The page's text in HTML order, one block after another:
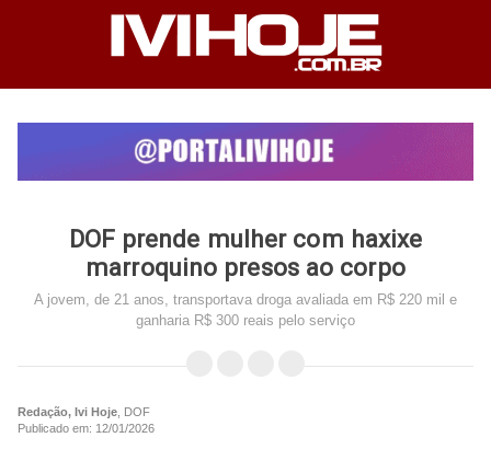
DOF prende mulher com haxixe
marroquino presos ao corpo
A jovem, de 21 anos, transportava droga avaliada em R$ 220 mil e
ganharia R$ 300 reais pelo serviço
Redação, Ivi Hoje , DOF
Publicado em: 12/01/2026